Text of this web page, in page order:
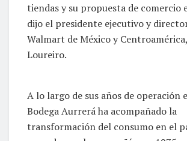
tiendas y su propuesta de comercio
dijo el presidente ejecutivo y
Walmart de México y
Loureiro.
A lo largo de sus años de operación
Bodega Aurrerá ha acompañado la
transformación del consumo en el